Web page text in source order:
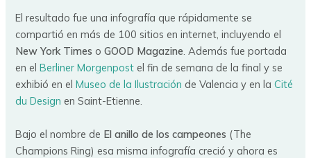
El resultado fue una infografía que rápidamente se
compartió en más de 100 sitios en internet, incluyendo el
New York Times oGOOD Magazine. Además fue portada
en elBerliner Morgenpost el fin de semana de la final y se
exhibió en elMuseo de la Ilustración de Valencia y en laCité
du Design en Saint-Etienne.
Bajo el nombre de El anillo de los campeones (The
Champions Ring) esa misma infografía creció y ahora es